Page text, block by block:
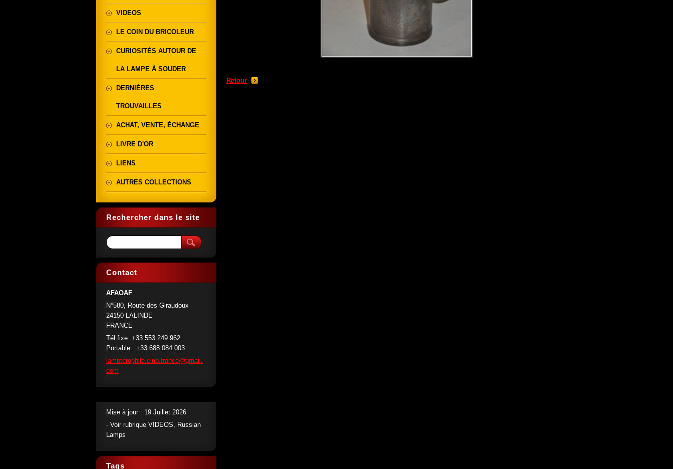
Retour
VIDEOS
LE COIN DU BRICOLEUR
CURIOSITÉS AUTOUR DE
LA LAMPE À SOUDER
DERNIÈRES
TROUVAILLES
ACHAT, VENTE, ÉCHANGE
LIVRE D'OR
LIENS
AUTRES COLLECTIONS
Rechercher dans le site
Contact
AFAOAF
N°580, Route des Giraudoux
24150 LALINDE
FRANCE
Tél fixe: +33 553 249 962
Portable : +33 688 084 003
lampterophile.cl ub.france@gmail.
com
Mise à jour : 19 Juillet 2026
- Voir rubrique VIDEOS, Russian
Lamps
Tags